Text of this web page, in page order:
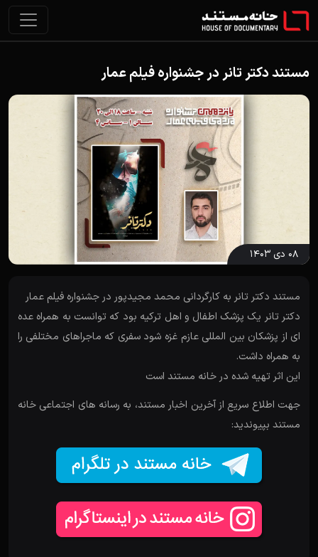
مستند دکتر تانر در جشنواره فیلم عمار
۰۸ دی ۱۴۰۳
مستند دکتر تانر به کارگردانی محمد مجیدپور در جشنواره فیلم عمار
دکتر تانر یک پزشک اطفال و اهل ترکیه بود که توانست به همراه عده
ای از پزشکان بین المللی عازم غزه شود سفری که ماجراهای مختلفی را
به همراه داشت.
این اثر تهیه شده در خانه مستند است
جهت اطلاع سریع از آخرین اخبار مستند، به رسانه های اجتماعی خانه
مستند بپیوندید: